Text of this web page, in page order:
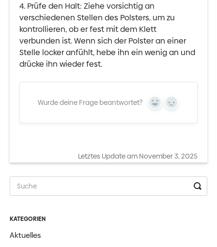
4. Prüfe den Halt: Ziehe vorsichtig an
verschiedenen Stellen des Polsters, um zu
kontrollieren, ob er fest mit dem Klett
verbunden ist. Wenn sich der Polster an einer
Stelle locker anfühlt, hebe ihn ein wenig an und
drücke ihn wieder fest.
Wurde deine Frage beantwortet? Yes No
Letztes Update am November 3, 2025
KATEGORIEN
Aktuelles